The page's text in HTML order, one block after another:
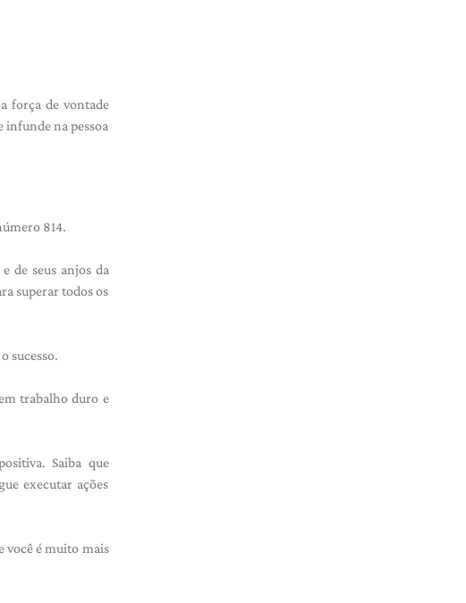
força de vontade
na pessoa
814.
de seus anjos da
superar todos os
sucesso.
trabalho duro e
Saiba que
executar ações
você é muito mais